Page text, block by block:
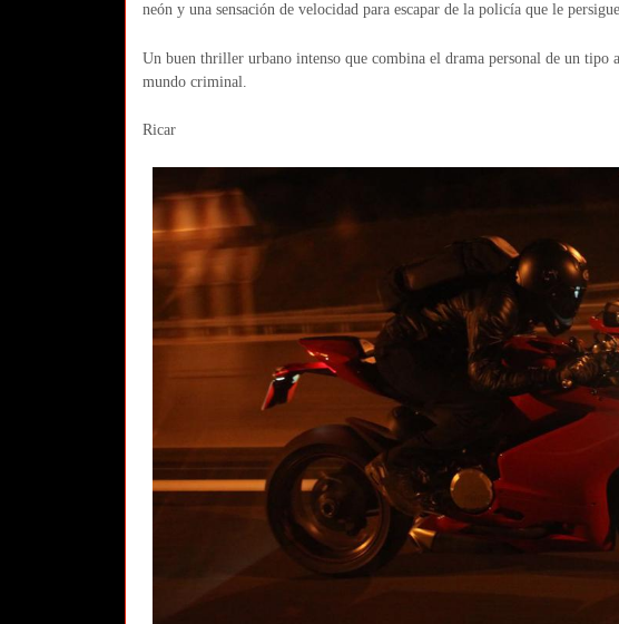
neón y una sensación de velocidad para escapar de la policía que le
Un buen thriller urbano intenso que combina el drama personal de un tipo
mundo criminal.
Ricar